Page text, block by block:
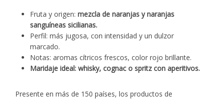
Fruta y origen:mezcla de naranjas y naranjas
sanguíneas sicilianas.
Perfil: más jugosa, con intensidad y un dulzor
marcado.
Notas: aromas cítricos frescos, color rojo brillante.
Maridaje ideal: whisky, cognac o spritz con aperitivos.
Presente en más de 150 países, los productos de